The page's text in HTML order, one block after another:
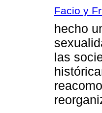
Facio y
hecho
las